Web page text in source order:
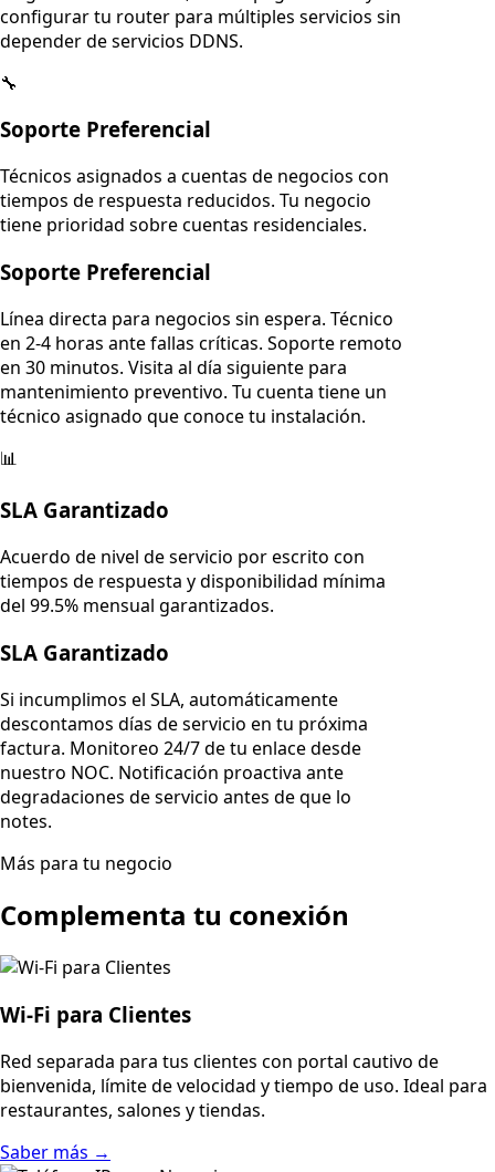
configurar tu router para múltiples servicios sin
depender de servicios DDNS.
🔧
Soporte Preferencial
Técnicos asignados a cuentas de negocios con
tiempos de respuesta reducidos. Tu negocio
tiene prioridad sobre cuentas residenciales.
Soporte Preferencial
Línea directa para negocios sin espera. Técnico
en 2-4 horas ante fallas críticas. Soporte remoto
en 30 minutos. Visita al día siguiente para
mantenimiento preventivo. Tu cuenta tiene un
técnico asignado que conoce tu instalación.
📊
SLA Garantizado
Acuerdo de nivel de servicio por escrito con
tiempos de respuesta y disponibilidad mínima
del 99.5% mensual garantizados.
SLA Garantizado
Si incumplimos el SLA, automáticamente
descontamos días de servicio en tu próxima
factura. Monitoreo 24/7 de tu enlace desde
nuestro NOC. Notificación proactiva ante
degradaciones de servicio antes de que lo
notes.
Más para tu negocio
Complementa tu conexión
Wi-Fi para Clientes
Red separada para tus clientes con portal cautivo de
bienvenida, límite de velocidad y tiempo de uso. Ideal para
restaurantes, salones y tiendas.
Saber más →